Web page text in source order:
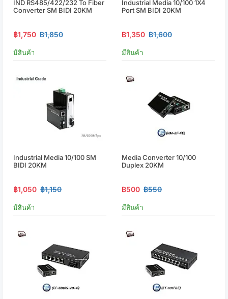
IND RS485/422/232 To Fiber
Converter SM BIDI 20KM
฿1,750 ฿1,850
มีสินค้า
Industrial Media 10/100 1X4
Port SM BIDI 20KM
฿1,350 ฿1,600
มีสินค้า
Industrial Media 10/100 SM
BIDI 20KM
฿1,050 ฿1,150
มีสินค้า
Media Converter 10/100
Duplex 20KM
฿500 ฿550
มีสินค้า